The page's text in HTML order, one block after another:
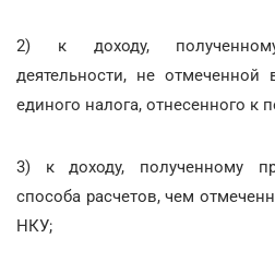
2) к доходу,
деятельности, не отмеченной
единого налога, отнесенного к
3) к доходу, полученному
способа расчетов, чем
НКУ;